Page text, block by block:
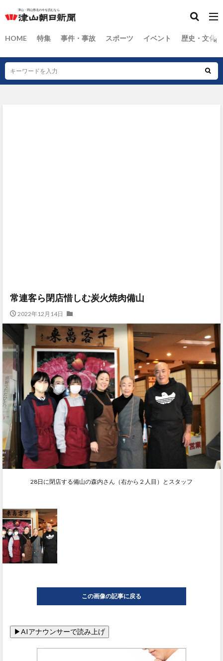
HOME 特集 事件・事故 スポーツ イベント 歴史・文化
常連客ら閉店惜しむ炭火焼肉備山
2022年12月14日
28日に閉店する備山の森内さん（右から２人目）とスタッフ
この画像の記事に戻る